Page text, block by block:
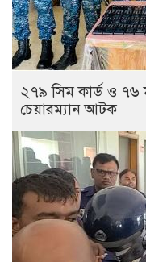
২৭৯ সিম কার্ড ও
চেয়ারম্যান আটক